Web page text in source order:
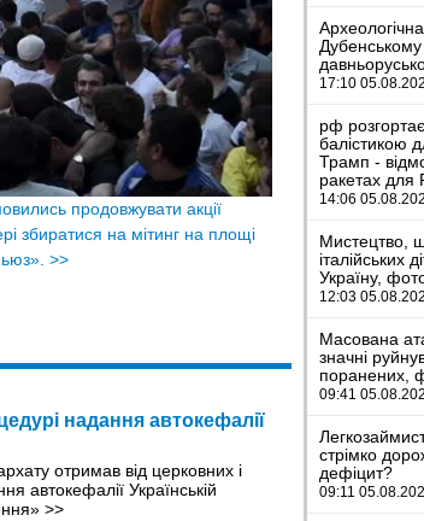
продовжувати акції
збиратися на мітинг на площі
>>
надання автокефалії
отримав від церковних і
автокефалії Українськiй
>>
17:10
рф
балістикою
Трамп -
ракетах для
14:06
Мистецтво,
італійських
Україну,
12:03
Масована
значні
поранених,
09:41
стрімко
дефіцит?
09:11